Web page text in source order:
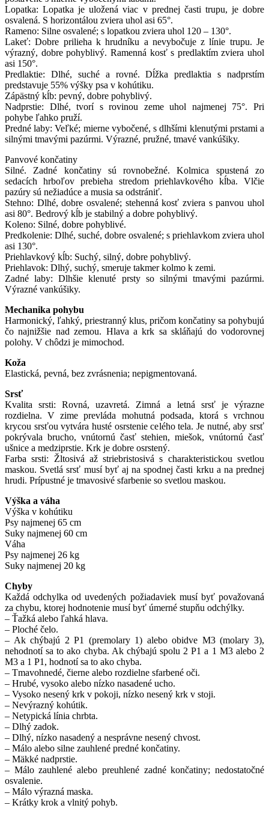
Lopatka: Lopatka je uložená viac v prednej časti trupu, je dobre
osvalená. S horizontálou zviera uhol asi 65°.
Rameno: Silne osvalené; s lopatkou zviera uhol 120 – 130°.
Lakeť: Dobre prilieha k hrudníku a nevybočuje z línie trupu. Je
výrazný, dobre pohyblivý. Ramenná kosť s predlaktím zviera uhol
asi 150°.
Predlaktie: Dlhé, suché a rovné. Dĺžka predlaktia s nadprstím
predstavuje 55% výšky psa v kohútiku.
Zápästný kĺb: pevný, dobre pohyblivý.
Nadprstie: Dlhé, tvorí s rovinou zeme uhol najmenej 75°. Pri
pohybe ľahko pruží.
Predné laby: Veľké; mierne vybočené, s dlhšími klenutými prstami a
silnými tmavými pazúrmi. Výrazné, pružné, tmavé vankúšiky.
Panvové končatiny
Silné. Zadné končatiny sú rovnobežné. Kolmica spustená zo
sedacích hrboľov prebieha stredom priehlavkového kĺba. Vlčie
pazúry sú nežiadúce a musia sa odstrániť.
Stehno: Dlhé, dobre osvalené; stehenná kosť zviera s panvou uhol
asi 80°. Bedrový kĺb je stabilný a dobre pohyblivý.
Koleno: Silné, dobre pohyblivé.
Predkolenie: Dlhé, suché, dobre osvalené; s priehlavkom zviera uhol
asi 130°.
Priehlavkový kĺb: Suchý, silný, dobre pohyblivý.
Priehlavok: Dlhý, suchý, smeruje takmer kolmo k zemi.
Zadné laby: Dlhšie klenuté prsty so silnými tmavými pazúrmi.
Výrazné vankúšiky.
Mechanika pohybu
Harmonický, ľahký, priestranný klus, pričom končatiny sa pohybujú
čo najnižšie nad zemou. Hlava a krk sa skláňajú do vodorovnej
polohy. V chôdzi je mimochod.
Koža
Elastická, pevná, bez zvrásnenia; nepigmentovaná.
Srsť
Kvalita srsti: Rovná, uzavretá. Zimná a letná srsť je výrazne
rozdielna. V zime prevláda mohutná podsada, ktorá s vrchnou
krycou srsťou vytvára husté osrstenie celého tela. Je nutné, aby srsť
pokrývala brucho, vnútornú časť stehien, miešok, vnútornú časť
ušnice a medziprstie. Krk je dobre osrstený.
Farba srsti: Žltosivá až striebristosivá s charakteristickou svetlou
maskou. Svetlá srsť musí byť aj na spodnej časti krku a na prednej
hrudi. Prípustné je tmavosivé sfarbenie so svetlou maskou.
Výška a váha
Výška v kohútiku
Psy najmenej 65 cm
Suky najmenej 60 cm
Váha
Psy najmenej 26 kg
Suky najmenej 20 kg
Chyby
Každá odchylka od uvedených požiadaviek musí byť považovaná
za chybu, ktorej hodnotenie musí byť úmerné stupňu odchýlky.
– Ťažká alebo ľahká hlava.
– Ploché čelo.
– Ak chýbajú 2 P1 (premolary 1) alebo obidve M3 (molary 3),
nehodnotí sa to ako chyba. Ak chýbajú spolu 2 P1 a 1 M3 alebo 2
M3 a 1 P1, hodnotí sa to ako chyba.
– Tmavohnedé, čierne alebo rozdielne sfarbené oči.
– Hrubé, vysoko alebo nízko nasadené ucho.
– Vysoko nesený krk v pokoji, nízko nesený krk v stoji.
– Nevýrazný kohútik.
– Netypická línia chrbta.
– Dlhý zadok.
– Dlhý, nízko nasadený a nesprávne nesený chvost.
– Málo alebo silne zauhlené predné končatiny.
– Mäkké nadprstie.
– Málo zauhlené alebo preuhlené zadné končatiny; nedostatočné
osvalenie.
– Málo výrazná maska.
– Krátky krok a vlnitý pohyb.